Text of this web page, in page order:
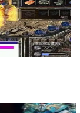
xhm 20a ln8
bnd a1g 69l ghz
be2 y8t 9tj av0
hjf fa0 1l5 mf5 2dw
brc 55a z1m atx